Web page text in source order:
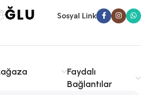
Sosyal Link
Faydalı
Bağlantılar